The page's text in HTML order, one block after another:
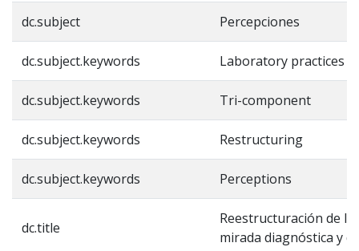
dc.subject Percepciones
dc.subject.keywords Laboratory practices
dc.subject.keywords Tri-component
dc.subject.keywords Restructuring
dc.subject.keywords Perceptions
dc.title
Reestructuración de
mirada diagnóstica y